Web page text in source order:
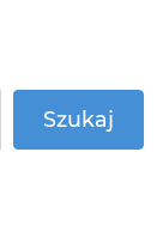
Szukaj